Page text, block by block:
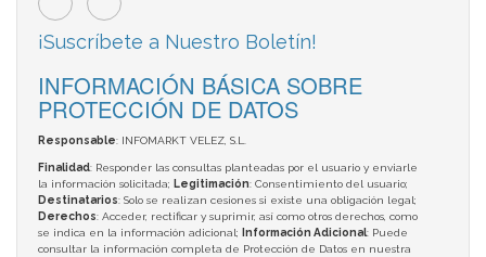
¡Suscríbete a Nuestro Boletín!
INFORMACIÓN BÁSICA SOBRE
PROTECCIÓN DE DATOS
Responsable: INFOMARKT VELEZ, S.L.
Finalidad: Responder las consultas planteadas por el usuario y enviarle
la información solicitada; Legitimación: Consentimiento del usuario;
Destinatarios: Solo se realizan cesiones si existe una obligación legal;
Derechos: Acceder, rectificar y suprimir, así como otros derechos, como
se indica en la información adicional;
Información Adicional: Puede
consultar la información completa de Protección de Datos en nuestra